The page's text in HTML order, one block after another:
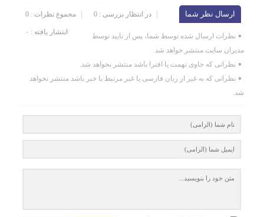
ارسال نظر شما مجموع نظرات : 0 در انتظار بررسی : 0
انتشار یافته : ۰
نظرات ارسال شده توسط شما، پس از تایید توسط
مدیران سایت منتشر خواهد شد.
نظراتی که حاوی تهمت یا افترا باشد منتشر نخواهد شد.
نظراتی که به غیر از زبان فارسی یا غیر مرتبط با خبر باشد منتشر نخواهد
شد.